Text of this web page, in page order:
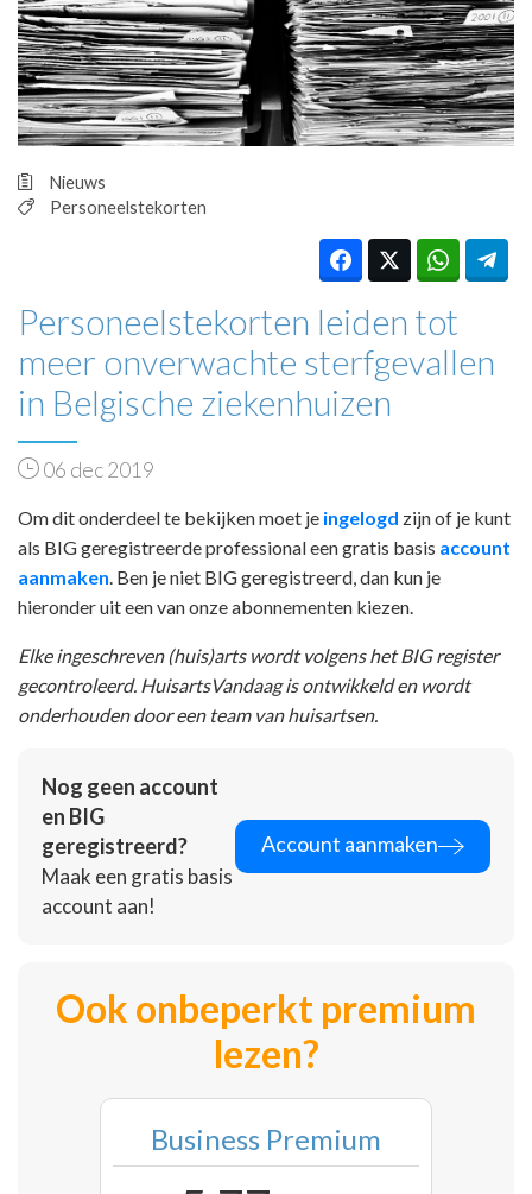
PRAKTIJKZAKEN
TARIEVEN
VPHUISARTSEN
MEDISCHE VAKHANDEL
REGISTRATIE
Nieuws
Personeelstekorten
Personeelstekorten leiden tot
meer onverwachte sterfgevallen
in Belgische ziekenhuizen
06 dec 2019
Om dit onderdeel te bekijken moet je ingelogd zijn of je kunt
als BIG geregistreerde professional een gratis basis account
aanmaken . Ben je niet BIG geregistreerd, dan kun je
hieronder uit een van onze abonnementen kiezen.
Elke ingeschreven (huis)arts wordt volgens het BIG register
gecontroleerd. HuisartsVandaag is ontwikkeld en wordt
onderhouden door een team van huisartsen.
Nog geen account
en BIG
geregistreerd?
Maak een gratis basis
account aan!
Account aanmaken
Ook onbeperkt premium
lezen?
Business Premium